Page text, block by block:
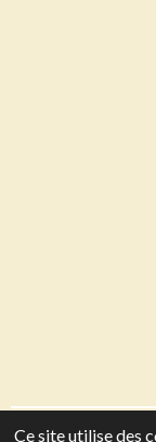
Ce site utilise des